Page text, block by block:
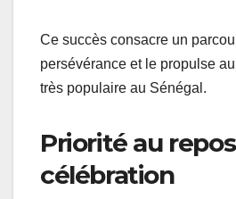
Ce succès consacre un
persévérance et le propulse
très populaire au Sénégal.
Priorité au
célébration